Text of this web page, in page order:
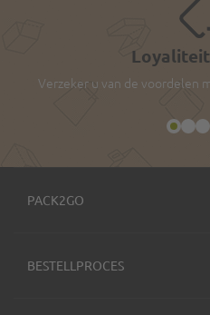
Verzeker u van de voordelen
PACK2GO
BESTELLPROCES